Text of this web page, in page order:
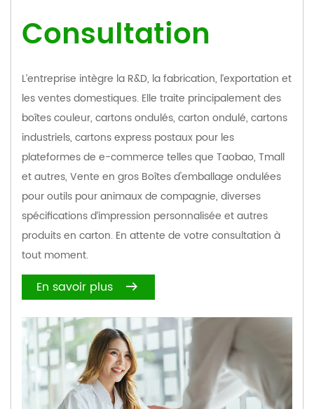
Consultation
L’entreprise intègre la R&D, la fabrication, l’exportation et
les ventes domestiques. Elle traite principalement des
boîtes couleur, cartons ondulés, carton ondulé, cartons
industriels, cartons express postaux pour les
plateformes de e-commerce telles que Taobao, Tmall
et autres, Vente en gros Boîtes d'emballage ondulées
pour outils pour animaux de compagnie, diverses
spécifications d’impression personnalisée et autres
produits en carton. En attente de votre consultation à
tout moment.
En savoir plus